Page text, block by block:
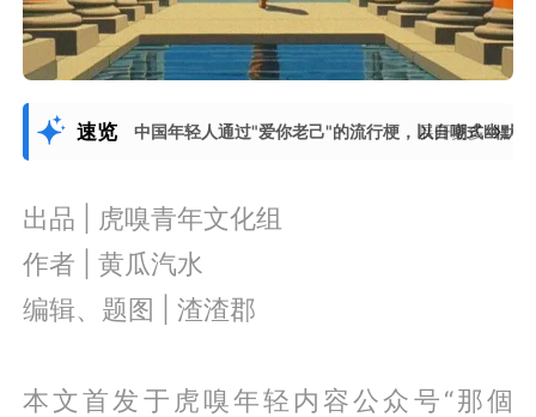
速览 中国年轻人通过"爱你老己"的流行梗，以自嘲式幽默
展开更多
出品 | 虎嗅青年文化组
作者 | 黄瓜汽水
编辑、题图 | 渣渣郡
本文首发于虎嗅年轻内容公众号“那個